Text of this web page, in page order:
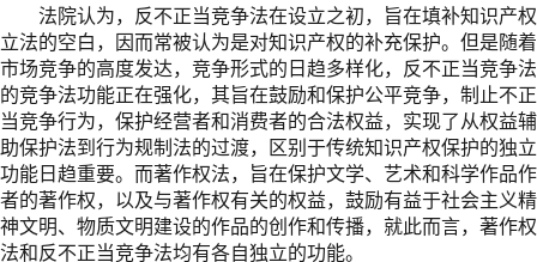
法院认为，反不正当竞争法在设立之初，旨在填补知识产权
立法的空白，因而常被认为是对知识产权的补充保护。但是随着
市场竞争的高度发达，竞争形式的日趋多样化，反不正当竞争法
的竞争法功能正在强化，其旨在鼓励和保护公平竞争，制止不正
当竞争行为，保护经营者和消费者的合法权益，实现了从权益辅
助保护法到行为规制法的过渡，区别于传统知识产权保护的独立
功能日趋重要。而著作权法，旨在保护文学、艺术和科学作品作
者的著作权，以及与著作权有关的权益，鼓励有益于社会主义精
神文明、物质文明建设的作品的创作和传播，就此而言，著作权
法和反不正当竞争法均有各自独立的功能。